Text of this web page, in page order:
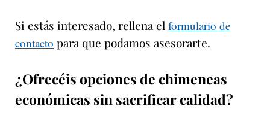
Si estás interesado, rellena el formulario de
contacto para que podamos asesorarte.
¿Ofrecéis opciones de chimeneas
económicas sin sacrificar calidad?